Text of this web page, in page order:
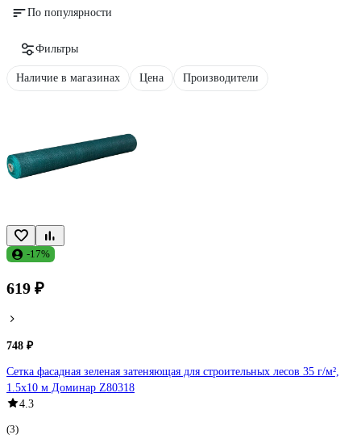
По популярности
Фильтры
Наличие в магазинах Цена Производители
-17%
619 ₽
748 ₽
Сетка фасадная зеленая затеняющая для строительных лесов 35 г/м²,
1.5х10 м Доминар Z80318
4.3
(3)